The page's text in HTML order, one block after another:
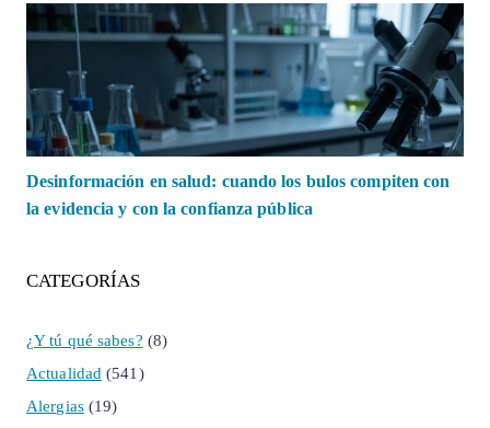
Desinformación en salud: cuando los bulos compiten con
la evidencia y con la confianza pública
CATEGORÍAS
¿Y tú qué sabes? (8)
Actualidad (541)
Alergias(19)